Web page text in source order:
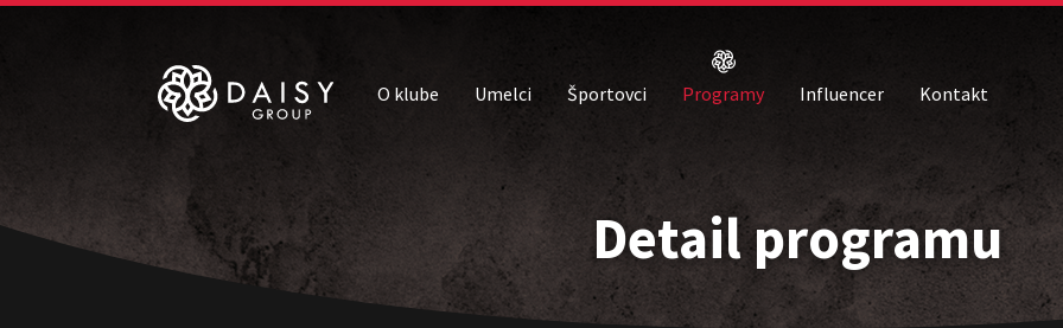
O klube Umelci Športovci Programy Influencer Kontakt
Detail programu